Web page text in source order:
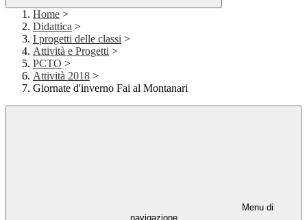
Home >
Didattica >
I progetti delle classi >
Attività e Progetti >
PCTO >
Attività 2018 >
Giornate d'inverno Fai al Montanari
Menu di
navigazione